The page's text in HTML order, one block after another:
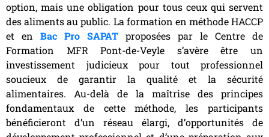
option, mais une obligation pour tous ceux qui servent
des aliments au public. La formation en méthode HACCP
et en Bac Pro SAPAT proposées par le Centre de
Formation MFR Pont-de-Veyle s’avère être un
investissement judicieux pour tout professionnel
soucieux de garantir la qualité et la sécurité
alimentaires. Au-delà de la maîtrise des principes
fondamentaux de cette méthode, les participants
bénéficieront d’un réseau élargi, d’opportunités de